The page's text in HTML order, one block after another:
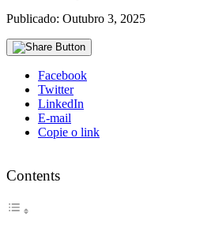
Publicado: Outubro 3, 2025
Facebook
Twitter
LinkedIn
E-mail
Copie o link
Contents